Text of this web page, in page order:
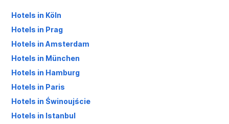
Hotels in Köln
Hotels in Prag
Hotels in Amsterdam
Hotels in München
Hotels in Hamburg
Hotels in Paris
Hotels in Świnoujście
Hotels in Istanbul